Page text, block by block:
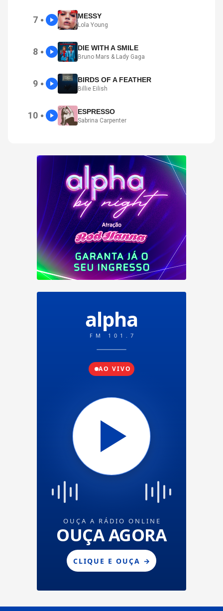
7 ● MESSY
Lola Young
8 ● DIE WITH A SMILE
Bruno Mars & Lady Gaga
9 ● BIRDS OF A FEATHER
Billie Eilish
10 ● ESPRESSO
Sabrina Carpenter